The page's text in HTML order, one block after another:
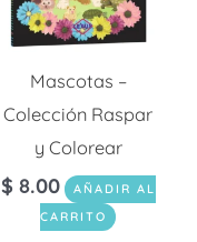
Mascotas –
Colección Raspar
y Colorear
$ 8.00
AÑADIR AL
CARRITO